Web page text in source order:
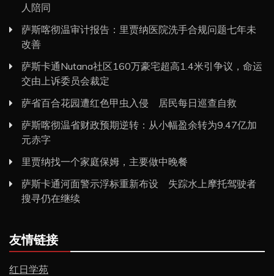
人陪同
萨斯喀彻温审计报告：里贾纳医院洗手合规问题七年未
改善
萨斯卡通Nutana社区160万豪宅超高1.4米引争议，命运
交由上诉委员会裁定
萨省百合花园遭红色甲虫入侵 居民每日巡查自救
萨斯喀彻温省财政预期逆转：从小幅盈余转为9.47亿加
元赤字
里贾纳找一个家庭保姆，主要做中晚餐
萨斯卡通河面警示浮标重新布设 失踪水上摩托驾驶者
搜寻仍在继续
友情链接
红日学苑